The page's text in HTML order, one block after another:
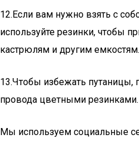
12.Если вам нужно взять с
используйте резинки, чтобы
кастрюлям и другим емкостям.
13.Чтобы избежать путаницы,
провода цветными резинками.
Мы используем социальные